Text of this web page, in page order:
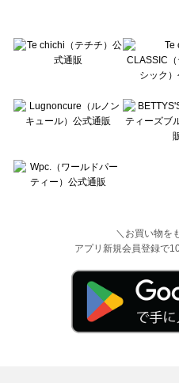
＼お買い物を
アプリ新規会員登録で